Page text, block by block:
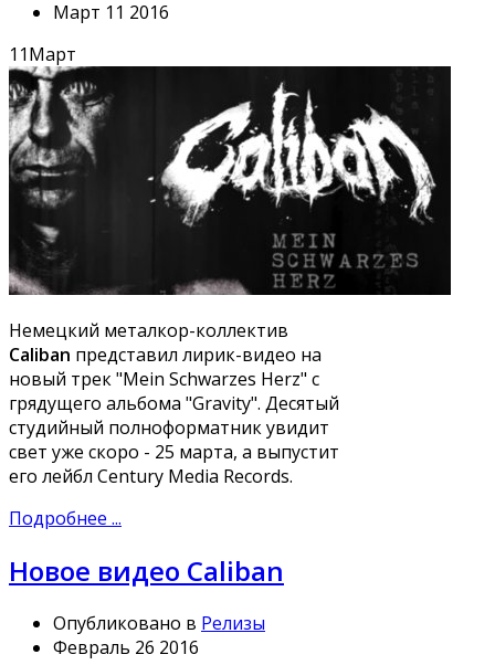
Март 11 2016
11Март
Немецкий металкор-коллектив
Caliban представил лирик-видео на
новый трек "Mein Schwarzes Herz" с
грядущего альбома "Gravity". Десятый
студийный полноформатник увидит
свет уже скоро - 25 марта, а выпустит
его лейбл Century Media Records.
Подробнее ...
Новое видео Caliban
Опубликовано в Релизы
Февраль 26 2016